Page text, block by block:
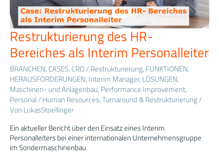
Restrukturierung des HR-
Bereiches als Interim Personalleiter
BRANCHEN, CASES, CRO / Restrukturierung, FUNKTIONEN,
HERAUSFORDERUNGEN, Interim Manager, LÖSUNGEN,
Maschinen- und Anlagenbau, Performance Improvement,
Personal / Human Resources,Turnaround & Restrukturierung/
Von LukasStoellinger
Ein aktueller Bericht über den Einsatz eines Interim
Personalleiters bei einer internationalen Unternehmensgruppe
im Sondermaschinenbau.
Restrukturierung
des
HR-
als
Interim
Personalleiter